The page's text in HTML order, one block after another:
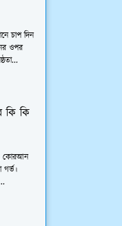
চাপ দিন
ওপর
কি কি
কোরআন
গর্ভ।